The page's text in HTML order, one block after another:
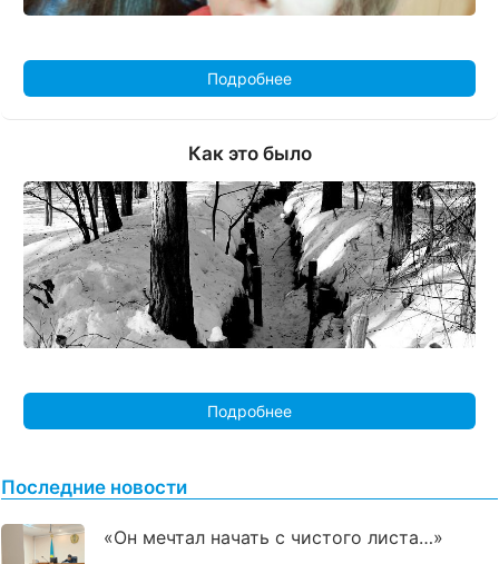
Подробнее
Как это было
Подробнее
Последние новости
«Он мечтал начать с чистого листа…»